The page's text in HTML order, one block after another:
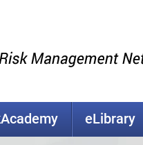
eLibrary